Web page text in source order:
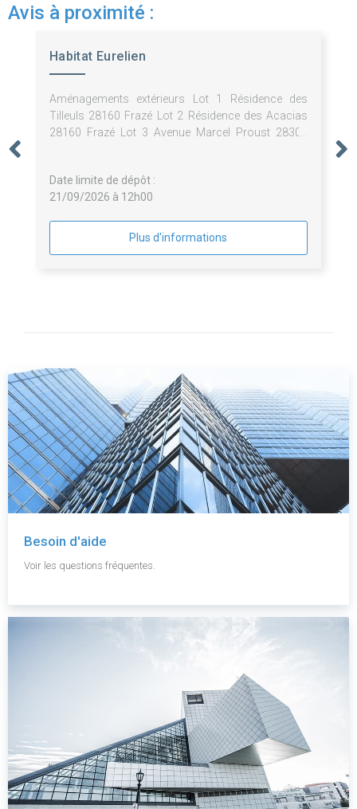
Avis à proximité :
Habitat Eurelien
Aménagements extérieurs Lot 1 Résidence des
Tilleuls 28160 Frazé Lot 2 Résidence des Acacias
28160 Frazé Lot 3 Avenue Marcel Proust 28300
Date limite de dépôt :
21/09/2026 à 12h00
Plus d'informations
Besoin d'aide
Voir les questions fréquentes.